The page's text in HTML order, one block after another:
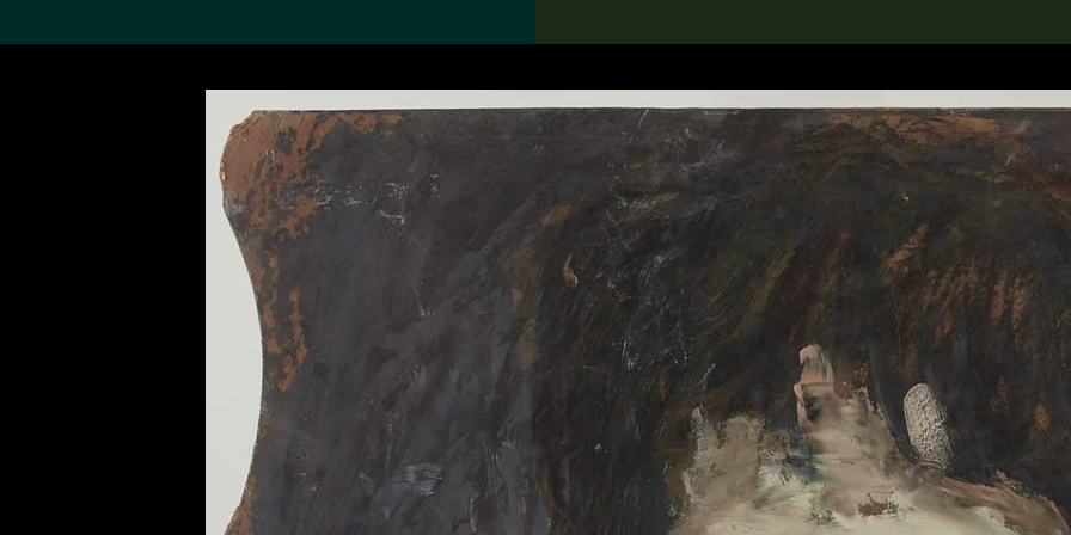
搜索M+藏品 Search the Collection
19,052項結果
關於M+藏品
探索世界頂級的二十及二十
一世紀視覺文化藏品。